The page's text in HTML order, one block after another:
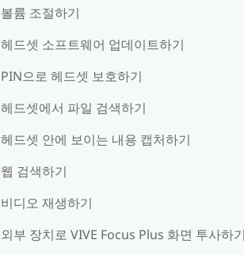
볼륨 조절하기
헤드셋 소프트웨어 업데이트하기
PIN으로 헤드셋 보호하기
헤드셋에서 파일 검색하기
헤드셋 안에 보이는 내용 캡처하기
웹 검색하기
비디오 재생하기
외부 장치로 VIVE Focus Plus 화면 투사하기